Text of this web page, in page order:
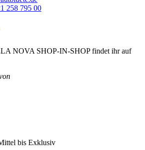
258 795 00
NOVA SHOP-IN-SHOP findet ihr auf
bis Exklusiv